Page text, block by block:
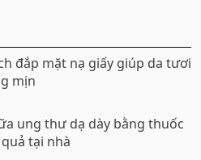
đắp mặt nạ giấy giúp da tươi
mịn
ung thư dạ dày bằng thuốc
tại nhà